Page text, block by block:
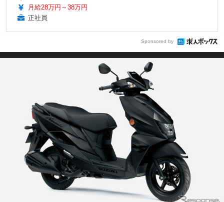
月給28万円～38万円
正社員
Sponsored by